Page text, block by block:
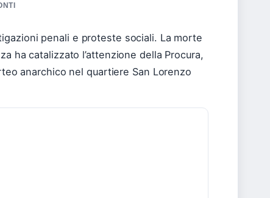
penali e proteste sociali. La morte
ha catalizzato l’attenzione della Procura,
anarchico nel quartiere San Lorenzo